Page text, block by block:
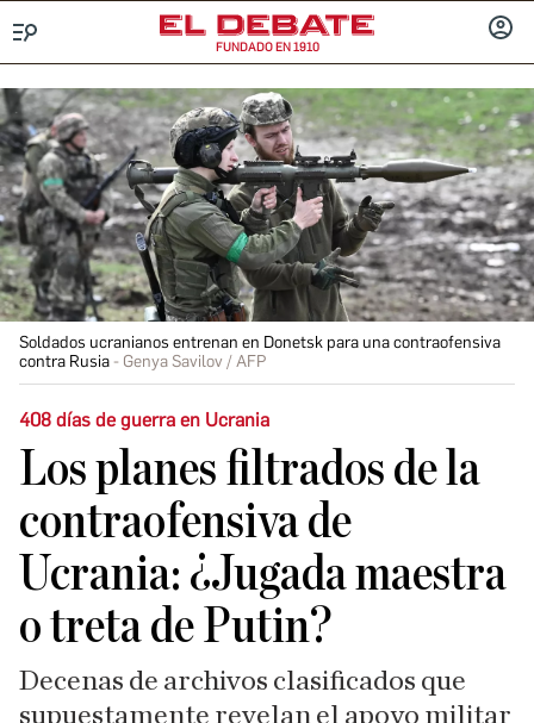
FUNDADO EN 1910
Soldados ucranianos entrenan en Donetsk para una contraofensiva
contra Rusia
Genya Savilov / AFP
408 días de guerra en Ucrania
Los planes filtrados de la
contraofensiva de
Ucrania: ¿Jugada maestra
o treta de Putin?
Decenas de archivos clasificados que
supuestamente revelan el apoyo militar